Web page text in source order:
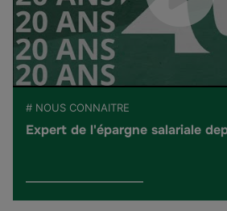
# NOUS CONNAITRE
Expert de l'épargne salariale